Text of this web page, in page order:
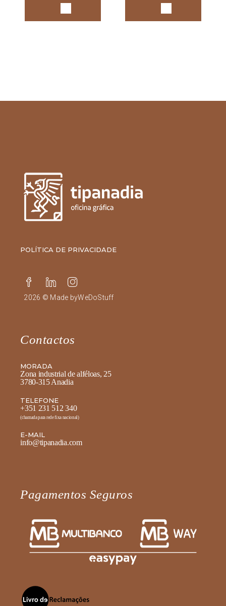
POLÍTICA DE PRIVACIDADE
2026 © Made byWeDoStuff
Contactos
MORADA
Zona industrial de alféloas, 25
3780-315 Anadia
TELEFONE
+351 231 512 340
(chamada para rede fixa nacional)
E-MAIL
info@tipanadia.com
Pagamentos Seguros